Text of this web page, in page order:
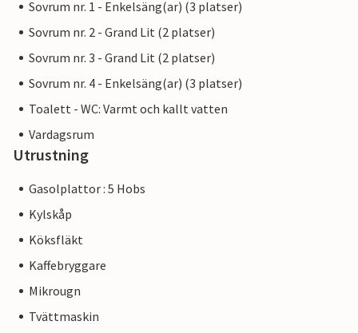
Sovrum nr. 1 - Enkelsäng(ar) (3 platser)
Sovrum nr. 2 - Grand Lit (2 platser)
Sovrum nr. 3 - Grand Lit (2 platser)
Sovrum nr. 4 - Enkelsäng(ar) (3 platser)
Toalett - WC: Varmt och kallt vatten
Vardagsrum
Utrustning
Gasolplattor : 5 Hobs
Kylskåp
Köksfläkt
Kaffebryggare
Mikrougn
Tvättmaskin